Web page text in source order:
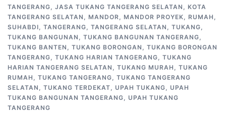
TANGERANG, JASA TUKANG TANGERANG SELATAN , KOTA
TANGERANG SELATAN , MANDOR, MANDOR PROYEK, RUMAH ,
SUHABDI, TANGERANG, TANGERANG SELATAN , TUKANG,
TUKANG BANGUNAN , TUKANG BANGUNAN TANGERANG,
TUKANG BANTEN , TUKANG BORONGAN , TUKANG BORONGAN
TANGERANG, TUKANG HARIAN TANGERANG, TUKANG
HARIAN TANGERANG SELATAN , TUKANG MURAH , TUKANG
RUMAH , TUKANG TANGERANG, TUKANG TANGERANG
SELATAN , TUKANG TERDEKAT, UPAH TUKANG, UPAH
TUKANG BANGUNAN TANGERANG, UPAH TUKANG
TANGERANG